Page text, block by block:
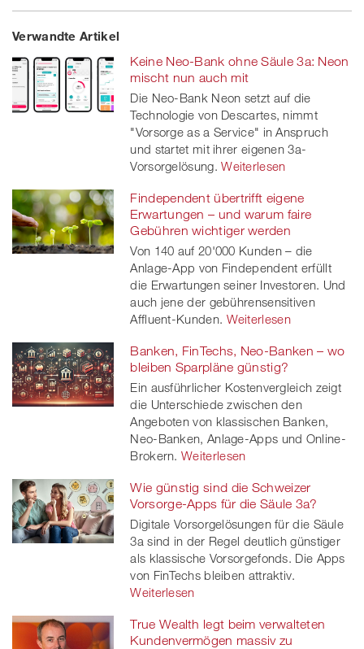
Share
on
Facebook
Twe
on
twitt
er
Share
linkedin
Share
Xing
Verwandte Artikel
Keine Neo-Bank ohne Säule 3a: Neon
mischt nun auch mit
Die Neo-Bank Neon setzt auf die
Technologie von Descartes, nimmt
"Vorsorge as a Service" in Anspruch
und startet mit ihrer eigenen 3a-
Vorsorgelösung. Weiterlesen
Findependent übertrifft eigene
Erwartungen – und warum faire
Gebühren wichtiger werden
Von 140 auf 20'000 Kunden – die
Anlage-App von Findependent erfüllt
die Erwartungen seiner Investoren. Und
auch jene der gebührensensitiven
Affluent-Kunden. Weiterlesen
Banken, FinTechs, Neo-Banken – wo
bleiben Sparpläne günstig?
Ein ausführlicher Kostenvergleich zeigt
die Unterschiede zwischen den
Angeboten von klassischen Banken,
Neo-Banken, Anlage-Apps und Online-
Brokern. Weiterlesen
Wie günstig sind die Schweizer
Vorsorge-Apps für die Säule 3a?
Digitale Vorsorgelösungen für die Säule
3a sind in der Regel deutlich günstiger
als klassische Vorsorgefonds. Die Apps
von FinTechs bleiben attraktiv.
Weiterlesen
True Wealth legt beim verwalteten
Kundenvermögen massiv zu